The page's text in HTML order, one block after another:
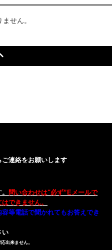
せん。
連絡をお願いします
問い合わせは"必ず”Eメールで
できません。
等電話で聞かれてもお答えでき
い
出来ません。